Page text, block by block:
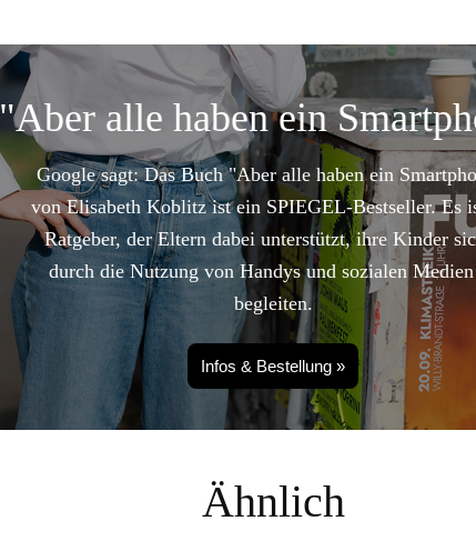
"Aber alle haben ein
Google sagt: Das Buch "Aber alle haben ein
von Elisabeth Koblitz ist ein SPIEGEL-Bestseller. Es
Ratgeber, der Eltern dabei unterstützt, ihre Kinder
durch die Nutzung von Handys und sozialen
begleiten.
Infos & Bestellung »
Ähnlich